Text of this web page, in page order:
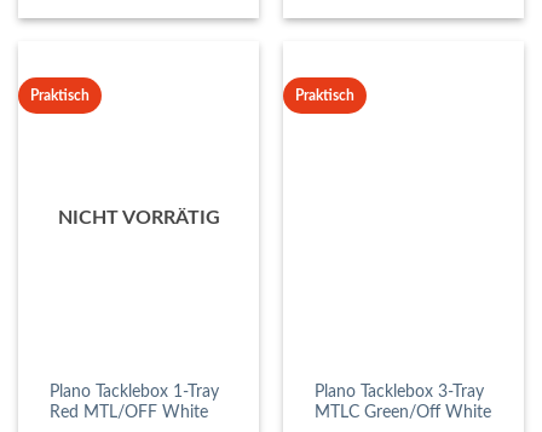
Praktisch
NICHT VORRÄTIG
Plano Tacklebox 1-Tray
Red MTL/OFF White
Praktisch
Plano Tacklebox 3-Tray
MTLC Green/Off White